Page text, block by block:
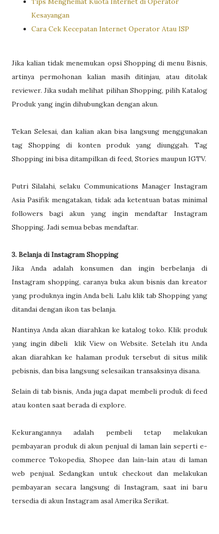
Kesayangan
Cara Cek Kecepatan Internet Operator Atau ISP
Jika kalian tidak menemukan opsi Shopping di menu Bisnis,
artinya permohonan kalian masih ditinjau, atau ditolak
reviewer. Jika sudah melihat pilihan Shopping, pilih Katalog
Produk yang ingin dihubungkan dengan akun.
Tekan Selesai, dan kalian akan bisa langsung menggunakan
tag Shopping di konten produk yang diunggah. Tag
Shopping ini bisa ditampilkan di feed, Stories maupun IGTV.
Putri Silalahi, selaku Communications Manager Instagram
Asia Pasifik mengatakan, tidak ada ketentuan batas minimal
followers bagi akun yang ingin mendaftar Instagram
Shopping. Jadi semua bebas mendaftar.
3. Belanja di Instagram Shopping
Jika Anda adalah konsumen dan ingin berbelanja di
Instagram shopping, caranya buka akun bisnis dan kreator
yang produknya ingin Anda beli. Lalu klik tab Shopping yang
ditandai dengan ikon tas belanja.
Nantinya Anda akan diarahkan ke katalog toko. Klik produk
yang ingin dibeli klik View on Website. Setelah itu Anda
akan diarahkan ke halaman produk tersebut di situs milik
pebisnis, dan bisa langsung selesaikan transaksinya disana.
Selain di tab bisnis, Anda juga dapat membeli produk di feed
atau konten saat berada di explore.
Kekurangannya adalah pembeli tetap melakukan
pembayaran produk di akun penjual di laman lain seperti e-
commerce Tokopedia, Shopee dan lain-lain atau di laman
web penjual. Sedangkan untuk checkout dan melakukan
pembayaran secara langsung di Instagram, saat ini baru
tersedia di akun Instagram asal Amerika Serikat.